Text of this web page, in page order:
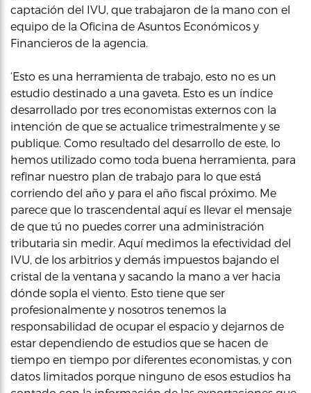
captación del IVU, que trabajaron de la mano con el
equipo de la Oficina de Asuntos Económicos y
Financieros de la agencia.
‘Esto es una herramienta de trabajo, esto no es un
estudio destinado a una gaveta. Esto es un índice
desarrollado por tres economistas externos con la
intención de que se actualice trimestralmente y se
publique. Como resultado del desarrollo de este, lo
hemos utilizado como toda buena herramienta, para
refinar nuestro plan de trabajo para lo que está
corriendo del año y para el año fiscal próximo. Me
parece que lo trascendental aquí es llevar el mensaje
de que tú no puedes correr una administración
tributaria sin medir. Aquí medimos la efectividad del
IVU, de los arbitrios y demás impuestos bajando el
cristal de la ventana y sacando la mano a ver hacia
dónde sopla el viento. Esto tiene que ser
profesionalmente y nosotros tenemos la
responsabilidad de ocupar el espacio y dejarnos de
estar dependiendo de estudios que se hacen de
tiempo en tiempo por diferentes economistas, y con
datos limitados porque ninguno de esos estudios ha